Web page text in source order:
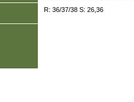
R: 36/37/38 S: 26,36